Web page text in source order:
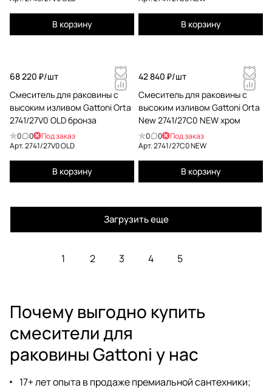
В корзину В корзину
68 220 ₽/шт
Смеситель для раковины с
высоким изливом Gattoni Orta
2741/27V0 OLD бронза
0 0
Под заказ
Арт.2741/27V0 OLD
В корзину
42 840 ₽/шт
Смеситель для раковины с
высоким изливом Gattoni Orta
New 2741/27C0 NEW хром
0 0
Под заказ
Арт.2741/27C0 NEW
В корзину
Загрузить еще
1 2 3 4 5
Почему выгодно купить
смесители для
раковины Gattoni у нас
17+ лет опыта в продаже премиальной сантехники;